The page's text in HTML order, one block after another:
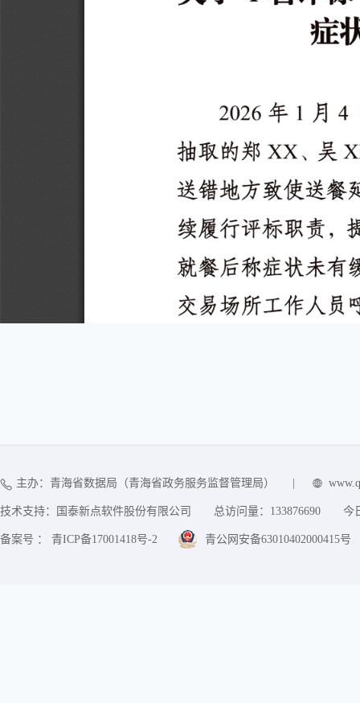
主办：青海省数据局（青海省政务服务监督管理局）
技术支持：国泰新点软件股份有限公司 总访问量： 133876690 今
备案号 ： 青ICP备17001418号-2 青公网安备63010402000415号